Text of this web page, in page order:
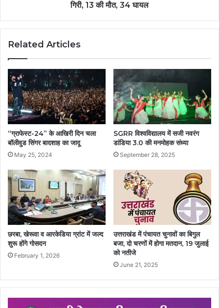
गिरी, 13 की मौत, 34 घायल
Related Articles
“ग्राफेस्ट-24” के आखिरी दिन चला
बॉलीवुड सिंगर बादशाह का जादू
May 25, 2024
SGRR विश्वविद्यालय में सजी नवरंग
डांडिया 3.0 की मनमोहक संध्या
September 28, 2025
छरबा, खेरूवा व आरकेडिया ग्रांट में जल्द
शुरू होंगे गोसदन
February 1, 2026
उत्तराखंड में पंचायत चुनावों का बिगुल
बजा, दो चरणों में होगा मतदान, 19 जुलाई
को नतीजे
June 21, 2025